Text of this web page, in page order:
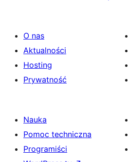
O nas
Aktualności
Hosting
Prywatność
Nauka
Pomoc techniczna
Programiści